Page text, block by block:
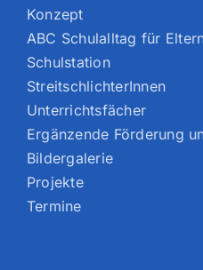
Konzept
ABC Schulalltag für
Schulstation
StreitschlichterInnen
Unterrichtsfächer
Ergänzende Förderung
Bildergalerie
Projekte
Termine